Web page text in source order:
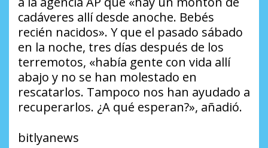
cadáveres allí desde anoche. Bebés
recién nacidos». Y que el pasado sábado
en la noche, tres días después de los
terremotos, «había gente con vida allí
abajo y no se han molestado en
rescatarlos. Tampoco nos han ayudado a
recuperarlos. ¿A qué esperan?», añadió.
bitlyanews